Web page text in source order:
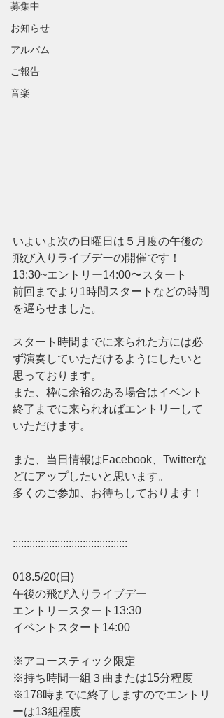
募集中
お知らせ
アルバム
ご報告
音楽
いよいよ次の日曜日は５月度の午後の
飛び入りライブデーの開催です！
13:30~エントリー14:00〜スタート
前回までより1時間スタートなどの時間
を遅らせました。
スタート時間までに来られた方には必
ず演奏していただけるようにしたいと
思っております。
また、枠に余裕のある場合はイベント
終了までに来られればエントリーして
いただけます。
また、当日情報はFacebook、Twitterな
どにアップしたいと思います。
多くのご参加、お待ちしております！
:::::::::::::::::::::::::::::::::::::::::
018.5/20(日)
午後の飛び入りライブデー
エントリースタート13:30
イベントスタート14:00
※アコースティック限定
※持ち時間一組３曲または15分程度
※178時までに終了しますのでエントリ
ーは13組程度